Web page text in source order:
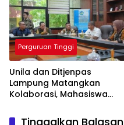
Perguruan Tinggi
Unila dan Ditjenpas
Lampung Matangkan
Kolaborasi, Mahasiswa
LapasTinggalkan Balasan